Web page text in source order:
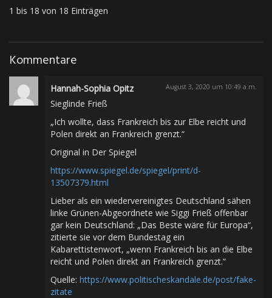
1 bis 18 von 18 Einträgen
Kommentare
Hannah-Sophia Opitz August 3, 2020 um 10:49 a.m.
Sieglinde Frieß
„Ich wollte, dass Frankreich bis zur Elbe reicht und
Polen direkt an Frankreich grenzt.“
Original in Der Spiegel
https://www.spiegel.de/spiegel/print/d-
13507379.html
Lieber als ein wiedervereinigtes Deutschland sähen
linke Grünen-Abgeordnete wie Siggi Frieß offenbar
gar kein Deutschland: „Das Beste wäre für Europa“,
zitierte sie vor dem Bundestag ein
Kabarettistenwort, „wenn Frankreich bis an die Elbe
reicht und Polen direkt an Frankreich grenzt.“
Quelle: https://www.politischeskandale.de/post/fake-
zitate